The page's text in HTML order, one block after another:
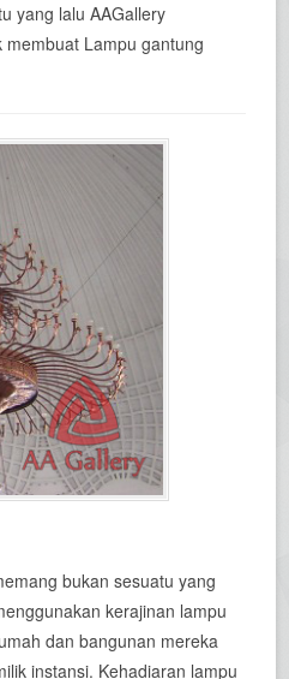
yang lalu AAGallery
Lampu gantung
bukan sesuatu yang
kerajinan lampu
dan bangunan mereka
instansi. Kehadiaran lampu